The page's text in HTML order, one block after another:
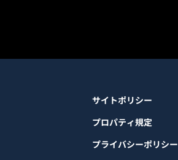
サイトポリシー
プロパティ規定
プライバシーポリシー